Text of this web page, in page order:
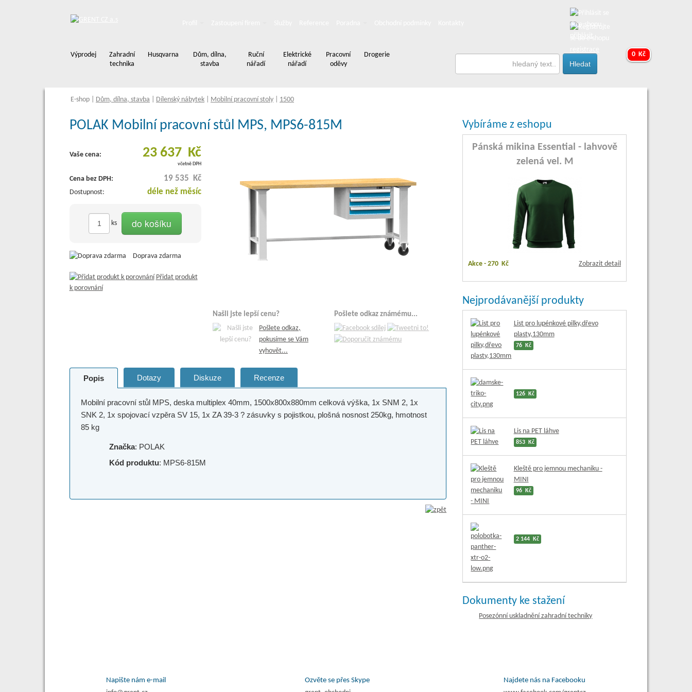
Výprodej
Zahradní
technika
Husqvarna
Dům, dílna,
stavba
Ruční
nářadí
Elektrické
nářadí
Pracovní
oděvy
Drogerie 0 Kč
E-shop Dům, dílna, stavba Dílenský nábytek Mobilní pracovní stoly 1500
POLAK Mobilní pracovní stůl MPS, MPS6-815M
Našli jste lepší cenu?
Pošlete odkaz,
pokusíme se Vám
vyhovět...
Pošlete odkaz známému...
Vaše cena: 23 637 Kč
včetně DPH
Cena bez DPH: 19 535 Kč
Dostupnost: déle než měsíc
ks do košíku
Doprava zdarma
Přidat produkt
k porovnání
Popis Dotazy Diskuze Recenze
Mobilní pracovní stůl MPS, deska multiplex 40mm, 1500x800x880mm celková výška, 1x SNM 2, 1x
SNK 2, 1x spojovací vzpěra SV 15, 1x ZA 39-3 ? zásuvky s pojistkou, plošná nosnost 250kg, hmotnost
85 kg
Značka: POLAK
Kód produktu: MPS6-815M
Vybíráme z eshopu
Pánská mikina Essential - lahvově
zelená vel. M
Akce -270 Kč Zobrazit detail
Nejprodávanější produkty
List pro lupénkové pilky,dřevo
plasty,130mm
76 Kč
126 Kč
Lis na PET láhve
853 Kč
Kleště pro jemnou mechaniku -
MINI
96 Kč
2 144 Kč
Dokumenty ke stažení
Posezónní uskladnění zahradní techniky
Napište nám e-mail
Ozvěte se přes Skype
Najdete nás na Facebooku